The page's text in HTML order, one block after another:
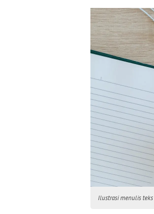
Ilustrasi menulis